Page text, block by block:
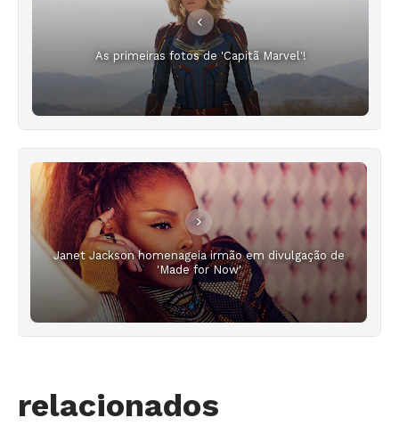
As primeiras fotos de 'Capitã Marvel'!
Janet Jackson homenageia irmão em divulgação de
'Made for Now'
relacionados